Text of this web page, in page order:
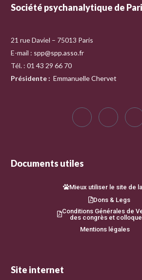
Société psychanalytique de
21 rue Daviel – 75013 Paris
E-mail : spp@spp.asso.fr
Tél. : 01 43 29 66 70
Présidente : Emmanuelle Chervet
Documents utiles
Mieux utiliser le site de
Dons & Legs
Conditions Générales de
des congrès et
Mentions légales
Site internet